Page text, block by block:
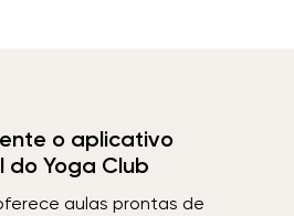
o aplicativo
do Yoga Club
aulas prontas de